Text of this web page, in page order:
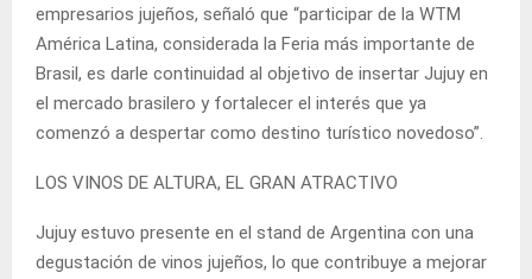
empresarios jujeños, señaló que “participar de la WTM
América Latina, considerada la Feria más importante de
Brasil, es darle continuidad al objetivo de insertar Jujuy en
el mercado brasilero y fortalecer el interés que ya
comenzó a despertar como destino turístico novedoso”.
LOS VINOS DE ALTURA, EL GRAN ATRACTIVO
Jujuy estuvo presente en el stand de Argentina con una
degustación de vinos jujeños, lo que contribuye a mejorar